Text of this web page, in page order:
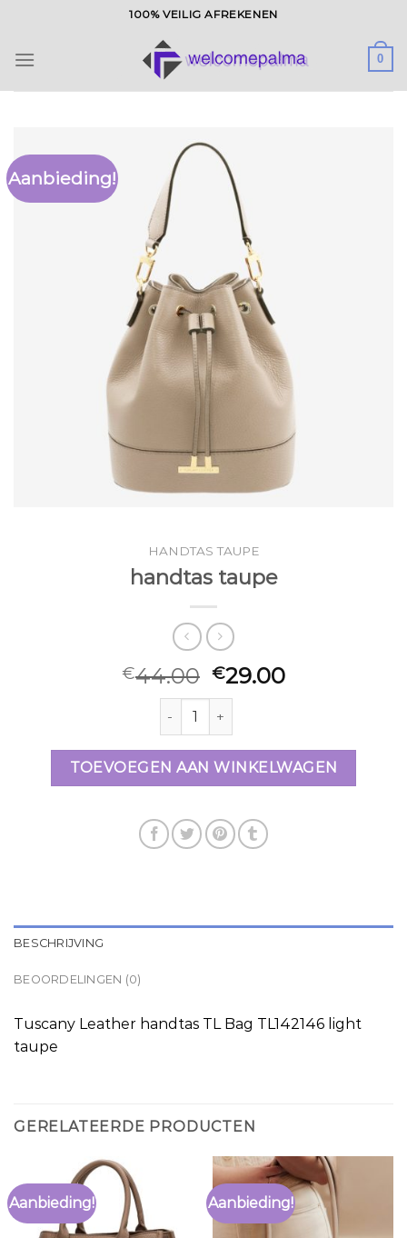
inhoud
100% VEILIG AFREKENEN
0
Aanbieding!
HANDTAS TAUPE
handtas taupe
€44.00 €29.00
handtas taupe aantal
TOEVOEGEN AAN WINKELWAGEN
BESCHRIJVING
BEOORDELINGEN (0)
Tuscany Leather handtas TL Bag TL142146 light
taupe
GERELATEERDE PRODUCTEN
Aanbieding! Aanbieding!